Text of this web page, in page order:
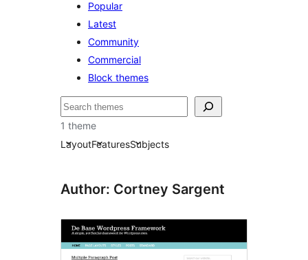
Popular
Latest
Community
Commercial
Block themes
Hľadať
1 theme
LayoutFeaturesSubjects
Author: Cortney Sargent